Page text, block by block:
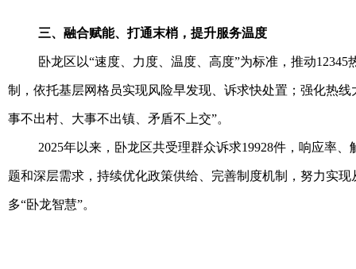
三、融合赋能、打通末梢，提升服务温度
卧龙区以“速度、力度、温度、高度”为标准，推动
制，依托基层网格员实现风险早发现、诉求快处置；强化热
事不出村、大事不出镇、矛盾不上交”。
2025年以来，卧龙区共受理群众诉求19928件，响应率
题和深层需求，持续优化政策供给、完善制度机制，努力实
多“卧龙智慧”。